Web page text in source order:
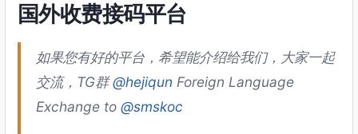
国外收费接码平台
如果您有好的平台，希望能介绍给我们，大家一起
交流，TG群@hejiqun Foreign Language
Exchange to @smskoc